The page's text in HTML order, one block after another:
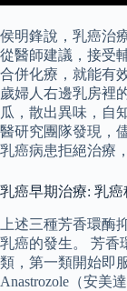
侯明鋒說，乳癌治
從醫師建議，接受
合併化療，就能有
歲婦人右邊乳房裡
瓜，散出異味，自
醫研究團隊發現，
乳癌病患拒絕治療
乳癌早期治療: 乳癌
上述三種芳香環酶
乳癌的發生。 芳香
類，第一類開始即
Anastrozole（安美